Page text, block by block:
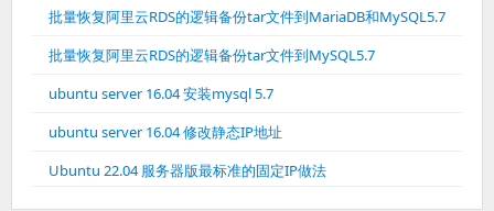
批量恢复阿里云RDS的逻辑备份tar文件到MariaDB和MySQL5.7
批量恢复阿里云RDS的逻辑备份tar文件到MySQL5.7
ubuntu server 16.04 安装mysql 5.7
ubuntu server 16.04 修改静态IP地址
Ubuntu 22.04 服务器版最标准的固定IP做法